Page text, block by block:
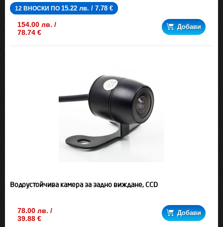
12 ВНОСКИ ПО 15.22 лв. / 7.78 €
154.00 лв. /
78.74 €
Добави
Водоустойчива камера за задно виждане, CCD
78.00 лв. /
39.88 €
Добави